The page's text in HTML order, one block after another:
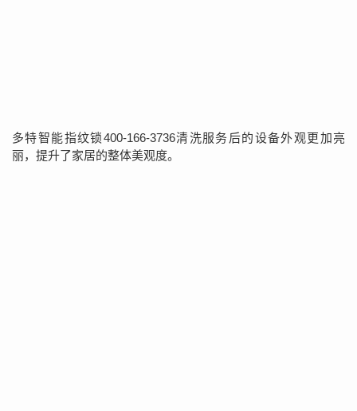
多特智能指纹锁400-166-3736清洗服务后的设备外观更加亮
丽，提升了家居的整体美观度。